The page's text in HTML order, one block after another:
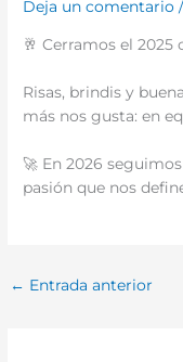
Deja un comentario
🥂 Cerramos el
Risas, brindis y
más nos gusta: en
🚀 En 2026
pasión que nos
← Entrada anterior